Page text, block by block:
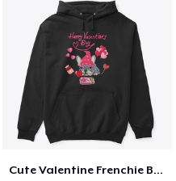
Cute Valentine Frenchie Bulldog